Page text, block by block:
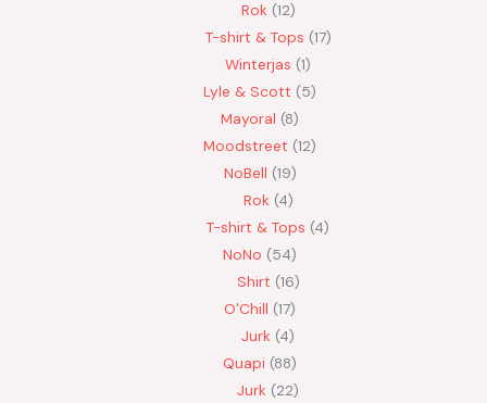
Rok 12
T-shirt & Tops 17
Winterjas 1
Lyle & Scott
5
Mayoral 8
Moodstreet 12
NoBell 19
Rok 4
T-shirt & Tops 4
NoNo
54
Shirt 16
O'Chill 17
Jurk 4
Quapi 88
Jurk 22